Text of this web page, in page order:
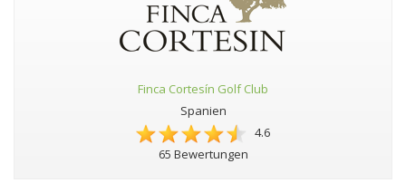
Finca Cortesín Golf Club
Spanien
4.6
65 Bewertungen